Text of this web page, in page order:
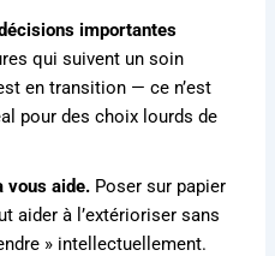
importantes
qui suivent un soin
en transition — ce n’est
pour des choix lourds de
vous aide. Poser sur papier
aider à l’extérioriser sans
» intellectuellement.